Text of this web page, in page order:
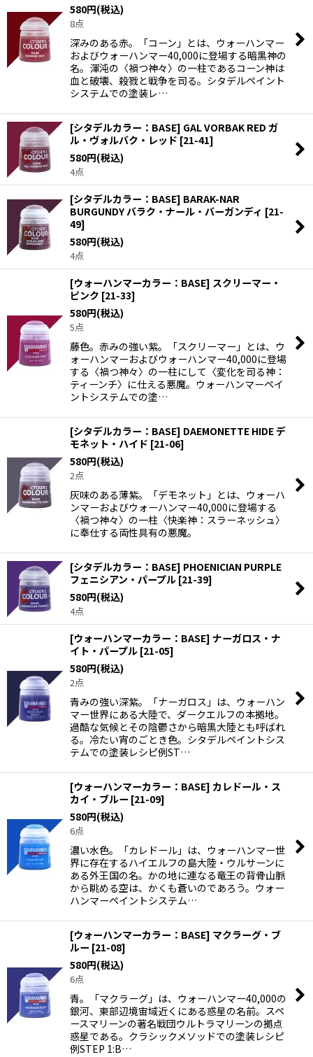
580円(税込)
8点
深みのある赤。「コーン」とは、ウォーハンマー
およびウォーハンマー40,000に登場する暗黒神の
名。渾沌の〈禍つ神々〉の一柱であるコーン神は
血と破壊、殺戮と戦争を司る。シタデルペイント
システムでの塗装レ…
[シタデルカラー：BASE] GAL VORBAK RED ガ
ル・ヴォルバク・レッド [21-41]
580円(税込)
4点
[シタデルカラー：BASE] BARAK-NAR
BURGUNDY バラク・ナール・バーガンディ [21-
49]
580円(税込)
4点
[ウォーハンマーカラー：BASE] スクリーマー・
ピンク [21-33]
580円(税込)
5点
藤色。赤みの強い紫。「スクリーマー」とは、ウ
ォーハンマーおよびウォーハンマー40,000に登場
する〈禍つ神々〉の一柱にして〈変化を司る神：
ティーンチ〉に仕える悪魔。ウォーハンマーペイ
ントシステムでの塗…
[シタデルカラー：BASE] DAEMONETTE HIDE デ
モネット・ハイド [21-06]
580円(税込)
2点
灰味のある薄紫。「デモネット」とは、ウォーハ
ンマーおよびウォーハンマー40,000に登場する
〈禍つ神々〉の一柱〈快楽神：スラーネッシュ〉
に奉仕する両性具有の悪魔。
[シタデルカラー：BASE] PHOENICIAN PURPLE
フェニシアン・パープル [21-39]
580円(税込)
4点
[ウォーハンマーカラー：BASE] ナーガロス・ナ
イト・パープル [21-05]
580円(税込)
2点
青みの強い深紫。「ナーガロス」は、ウォーハン
マー世界にある大陸で、ダークエルフの本拠地。
過酷な気候とその陰鬱さから暗黒大陸とも呼ばれ
る。冷たい宵のごとき色。シタデルペイントシス
テムでの塗装レシピ例ST…
[ウォーハンマーカラー：BASE] カレドール・ス
カイ・ブルー [21-09]
580円(税込)
6点
濃い水色。「カレドール」は、ウォーハンマー世
界に存在するハイエルフの島大陸・ウルサーンに
ある外王国の名。かの地に連なる竜王の背骨山脈
から眺める空は、かくも蒼いのであろう。ウォー
ハンマーペイントシステム…
[ウォーハンマーカラー：BASE] マクラーグ・ブ
ルー [21-08]
580円(税込)
6点
青。「マクラーグ」は、ウォーハンマー40,000の
銀河、東部辺境宙域近くにある惑星の名前。スペ
ースマリーンの著名戦団ウルトラマリーンの拠点
惑星である。クラシックメソッドでの塗装レシピ
例STEP 1:B…